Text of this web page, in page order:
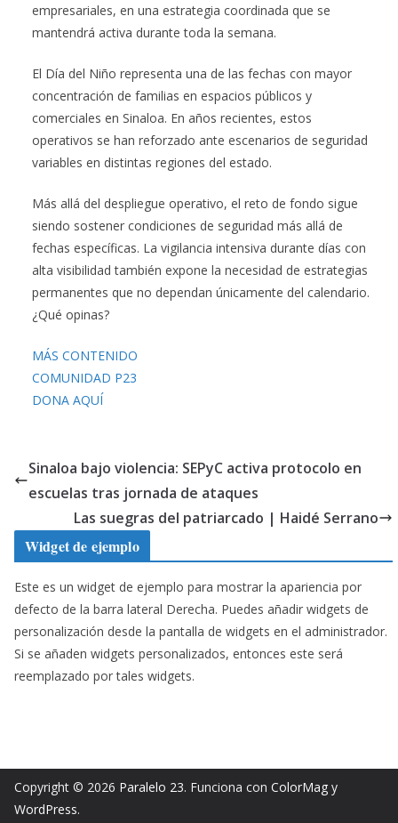
empresariales, en una estrategia coordinada que se
mantendrá activa durante toda la semana.
El Día del Niño representa una de las fechas con mayor
concentración de familias en espacios públicos y
comerciales en Sinaloa. En años recientes, estos
operativos se han reforzado ante escenarios de seguridad
variables en distintas regiones del estado.
Más allá del despliegue operativo, el reto de fondo sigue
siendo sostener condiciones de seguridad más allá de
fechas específicas. La vigilancia intensiva durante días con
alta visibilidad también expone la necesidad de estrategias
permanentes que no dependan únicamente del calendario.
¿Qué opinas?
MÁS CONTENIDO
COMUNIDAD P23
DONA AQUÍ
Sinaloa bajo violencia: SEPyC activa protocolo en
escuelas tras jornada de ataques
Las suegras del patriarcado | Haidé Serrano
Widget de ejemplo
Este es un widget de ejemplo para mostrar la apariencia por
defecto de la barra lateral Derecha. Puedes añadir widgets de
personalización desde la pantalla de widgets en el administrador.
Si se añaden widgets personalizados, entonces este será
reemplazado por tales widgets.
Copyright © 2026 Paralelo 23. Funciona con ColorMag y
WordPress.